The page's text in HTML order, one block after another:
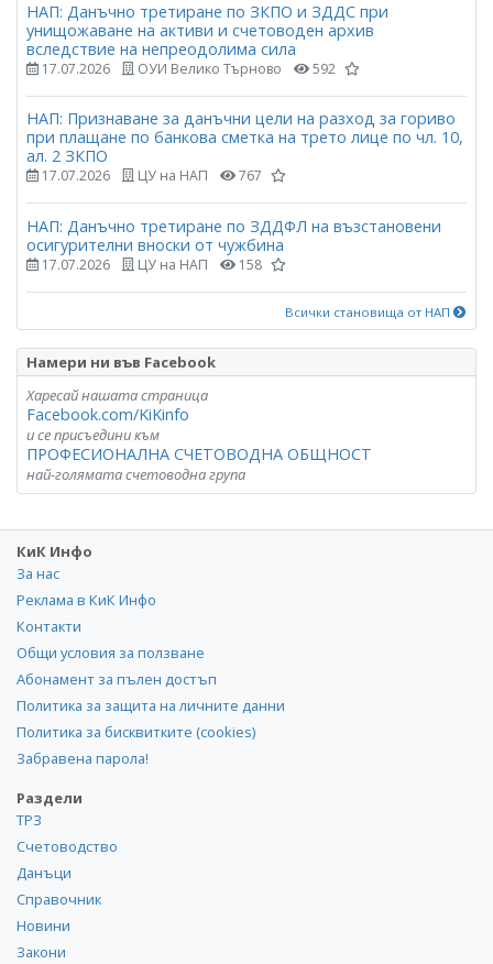
НАП: Данъчно третиране по ЗКПО и ЗДДС при
унищожаване на активи и счетоводен архив
вследствие на непреодолима сила
17.07.2026 ОУИ Велико Търново 592
НАП: Признаване за данъчни цели на разход за гориво
при плащане по банкова сметка на трето лице по чл. 10,
ал. 2 ЗКПО
17.07.2026 ЦУ на НАП 767
НАП: Данъчно третиране по ЗДДФЛ на възстановени
осигурителни вноски от чужбина
17.07.2026 ЦУ на НАП 158
Всички становища от НАП
Намери ни във Facebook
Харесай нашата страница
Facebook.com/KiKinfo
и се присъедини към
ПРОФЕСИОНАЛНА СЧЕТОВОДНА ОБЩНОСТ
най-голямата счетоводна група
КиК Инфо
За нас
Реклама в КиК Инфо
Контакти
Общи условия за ползване
Абонамент за пълен достъп
Политика за защита на личните данни
Политика за бисквитките (cookies)
Забравена парола!
Раздели
ТРЗ
Счетоводство
Данъци
Справочник
Новини
Закони